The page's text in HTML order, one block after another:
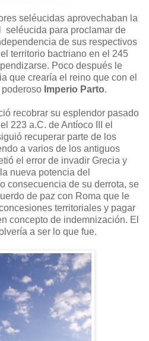
seléucidas aprovechaban la
seléucida para proclamar de
de sus respectivos
territorio bactriano en el 245
Poco después le
que crearía el reino que con el
Imperio Parto.
recobrar su esplendor pasado
223 a.C. de Antíoco III el
recuperar parte de los
a varios de los antiguos
el error de invadir Grecia y
nueva potencia del
consecuencia de su derrota, se
de paz con Roma que le
territoriales y pagar
concepto de indemnización. El
a ser lo que fue.